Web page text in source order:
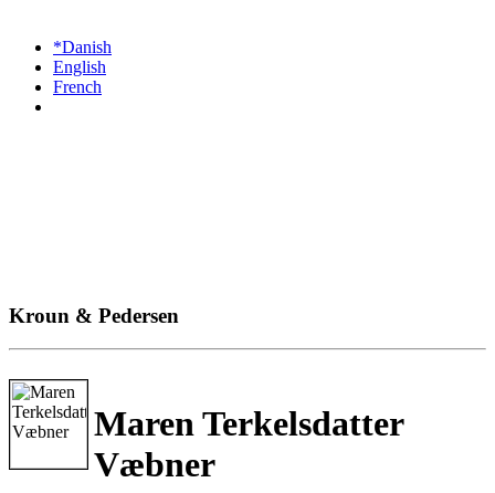
*Danish
English
French
Kroun & Pedersen
Maren Terkelsdatter
Væbner